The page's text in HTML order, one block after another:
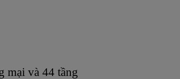
mại và 44 tầng